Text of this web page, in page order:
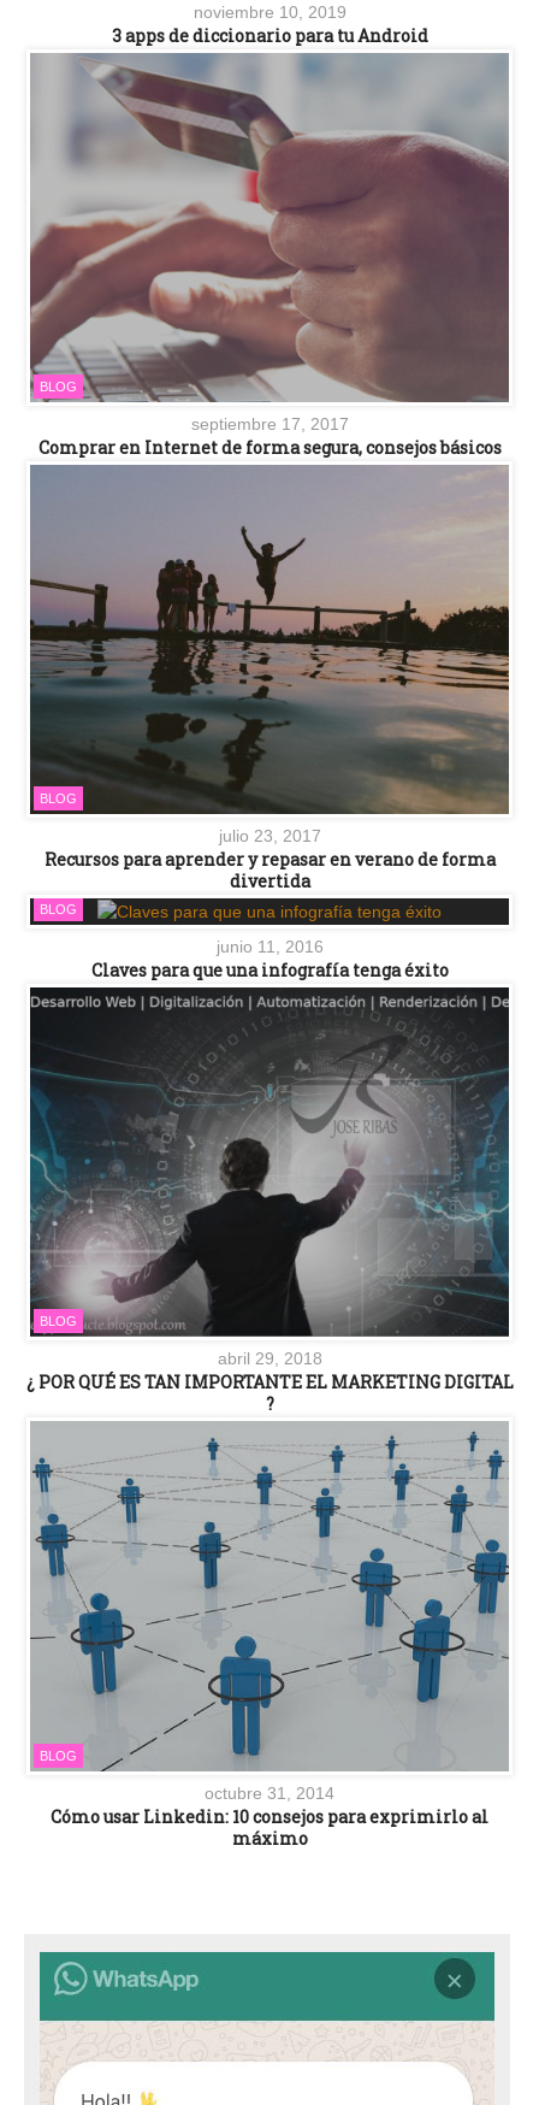
noviembre 10, 2019
3 apps de diccionario para tu Android
BLOG
septiembre 17, 2017
Comprar en Internet de forma segura, consejos básicos
BLOG
julio 23, 2017
Recursos para aprender y repasar en verano de forma
divertida
BLOG
junio 11, 2016
Claves para que una infografía tenga éxito
BLOG
abril 29, 2018
¿ POR QUÉ ES TAN IMPORTANTE EL MARKETING DIGITAL
?
BLOG
octubre 31, 2014
Cómo usar Linkedin: 10 consejos para exprimirlo al
máximo